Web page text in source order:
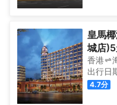
皇馬
城店
香港
出行日
4.7分